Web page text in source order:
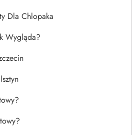
Dla Chlopaka
Wygląda?